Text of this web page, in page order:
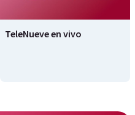
TeleNueve en vivo